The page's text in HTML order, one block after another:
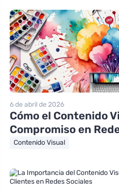
6 de abril de 2026
Cómo el Contenido
Compromiso en
Contenido Visual